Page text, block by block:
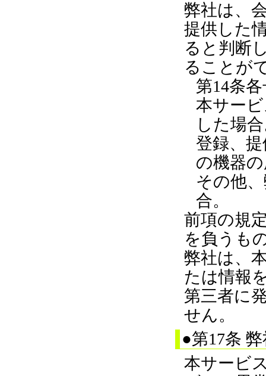
弊社は、
提供した
ると判断
ることが
第14条
本サー
した場
登録、
の機器
その他
合。
前項の規
を負うも
弊社は、
たは情報
第三者に
せん。
●第17条
本サービ